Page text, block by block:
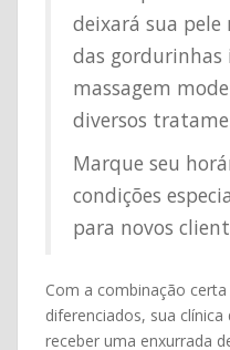
deixará sua
das gordurinhas
massagem
diversos
Marque seu
condições
para novos
Com a combinação
diferenciados, sua
receber uma enxurrada